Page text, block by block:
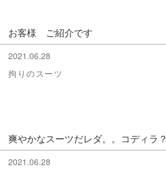
お客様 ご紹介です
2021.06.28
拘りのスーツ
爽やかなスーツだレダ。。コディラ？
2021.06.28